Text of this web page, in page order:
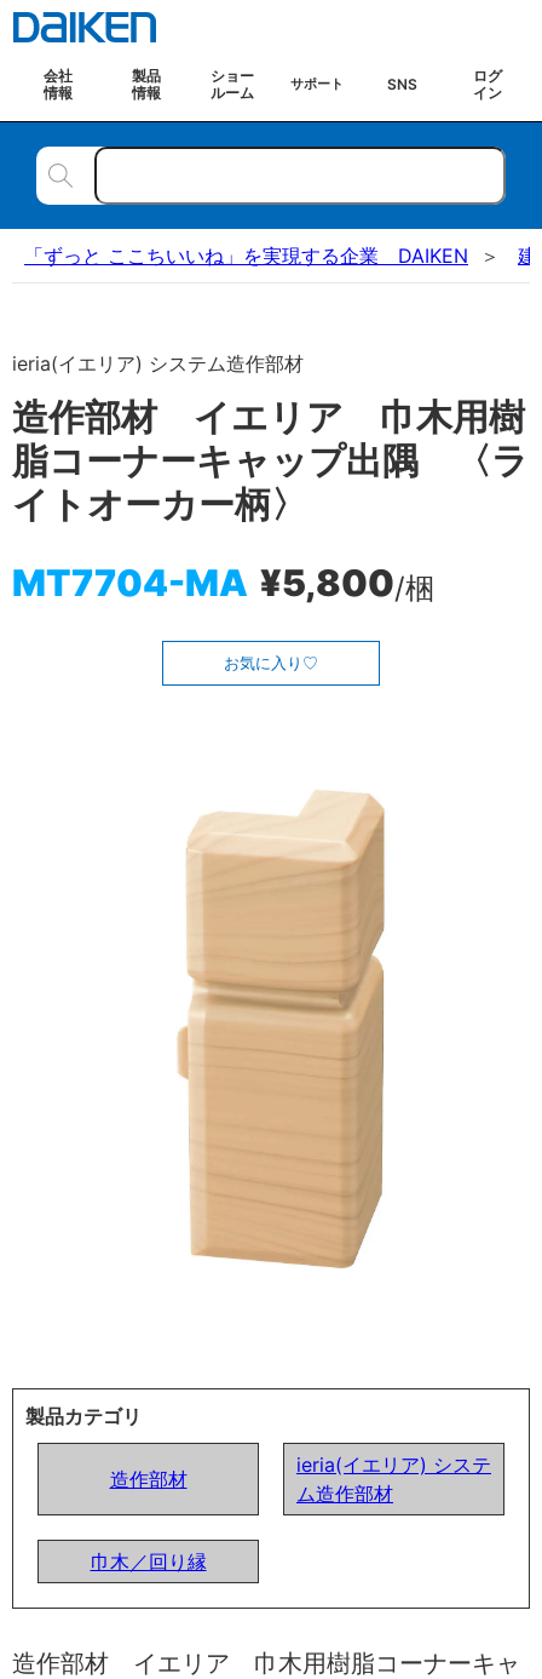
会社
情報
製品
情報
ショー
ルーム
サポート SNS
ログ
イン
「ずっと ここちいいね」を実現する企業 DAIKEN 建
ieria(イエリア) システム造作部材
造作部材 イエリア 巾木用樹
脂コーナーキャップ出隅 〈ラ
イトオーカー柄〉
MT7704-MA ¥5,800/梱
お気に入り
製品カテゴリ
造作部材
ieria(イエリア) システ
ム造作部材
巾木／回り縁
造作部材 イエリア 巾木用樹脂コーナーキャ